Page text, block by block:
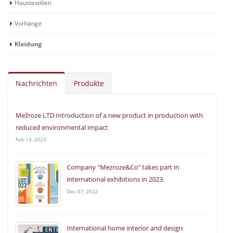
Haustextilien
Vorhänge
Kleidung
Nachrichten Produkte
Mežroze LTD Introduction of a new product in production with
reduced environmental impact
Feb 13, 2023
Сompany "Mezroze&Co" takes part in
international exhibitions in 2023.
Dec 07, 2022
International home interior and design